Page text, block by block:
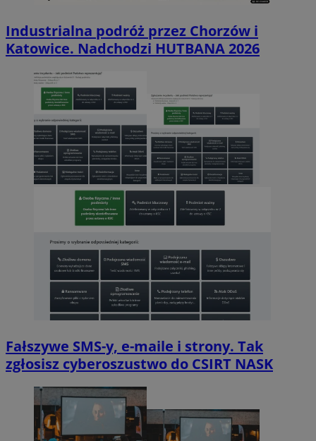
Industrialna podróż przez Chorzów i
Katowice. Nadchodzi HUTBANA 2026
Fałszywe SMS-y, e-maile i strony. Tak
zgłosisz cyberoszustwo do CSIRT NASK